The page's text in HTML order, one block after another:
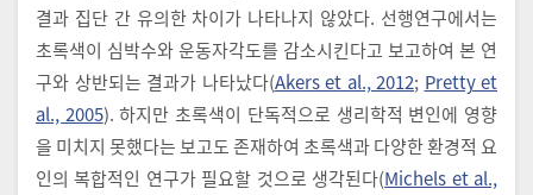
결과 집단 간 유의한 차이가 나타나지 않았다. 선행연구에서는
초록색이 심박수와 운동자각도를 감소시킨다고 보고하여 본 연
구와 상반되는 결과가 나타났다(Akers et al., 2012; Pretty et
al., 2005). 하지만 초록색이 단독적으로 생리학적 변인에 영향
을 미치지 못했다는 보고도 존재하여 초록색과 다양한 환경적 요
인의 복합적인 연구가 필요할 것으로 생각된다(Michels et al.,